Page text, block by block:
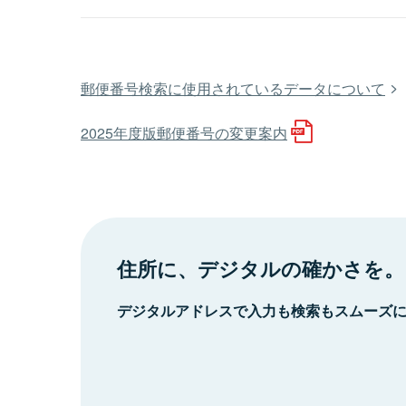
郵便番号検索に使用されているデータについて
2025年度版郵便番号の変更案内
住所に、デジタルの確かさを。
デジタルアドレスで入力も検索もスムーズ